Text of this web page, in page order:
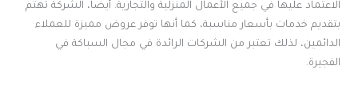
الاعتماد عليها في جميع الأعمال المنزلية والتجارية. أيضا، الشركة تهتم
بتقديم خدمات بأسعار مناسبة، كما أنها توفر عروض مميزة للعملاء
الدائمين، لذلك تعتبر من الشركات الرائدة في مجال السباكة في
الفجيرة.